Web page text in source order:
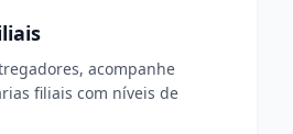
acompanhe
filiais com níveis de